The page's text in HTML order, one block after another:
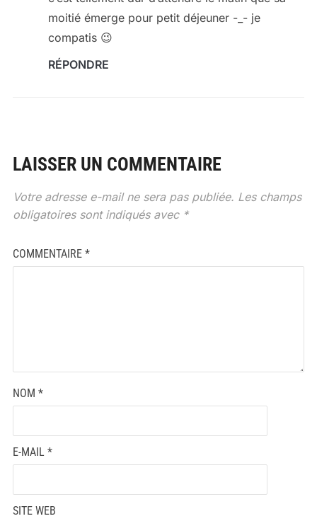
moitié émerge pour petit déjeuner -_- je
compatis 😉
RÉPONDRE
LAISSER UN COMMENTAIRE
Votre adresse e-mail ne sera pas publiée. Les champs
obligatoires sont indiqués avec *
COMMENTAIRE *
NOM *
E-MAIL *
SITE WEB